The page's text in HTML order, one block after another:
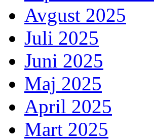
Avgust 2025
Juli 2025
Juni 2025
Maj 2025
April 2025
Mart 2025